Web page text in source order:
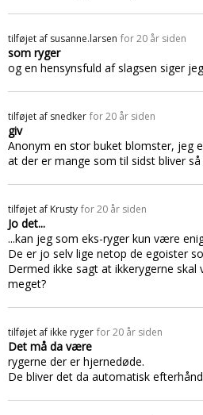
tilføjet af susanne.larsen for 20 år siden
som ryger
og en hensynsfuld af slagsen siger
tilføjet af snedker for 20 år siden
giv
Anonym en stor buket blomster, jeg
at der er mange som til sidst bliver
tilføjet af Krusty for 20 år siden
Jo det...
...kan jeg som eks-ryger kun være
De er jo selv lige netop de egoister
Dermed ikke sagt at ikkerygerne
meget?
tilføjet af ikke ryger for 20 år siden
Det må da være
rygerne der er hjernedøde.
De bliver det da automatisk